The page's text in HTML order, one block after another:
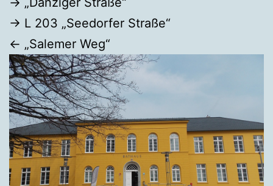
→ L 203 „Seedorfer Straße“
← „Salemer Weg“